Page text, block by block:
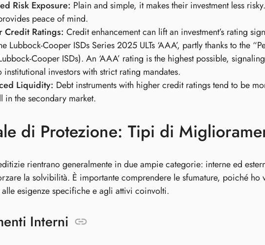
Risk Exposure: Plain and simple, it makes their investment less
peace of mind.
Credit Ratings: Credit enhancement can lift an investment’s rating
Lubbock-Cooper ISDs Series 2025 ULTs ‘AAA’, partly thanks to the
Cooper ISDs). An ‘AAA’ rating is the highest possible,
institutional investors with strict rating mandates.
Liquidity: Debt instruments with higher credit ratings tend to be
in the secondary market.
di Protezione: Tipi di
rientrano generalmente in due ampie categorie: interne ed
la solvibilità. È importante comprendere le sfumature, poiché
esigenze specifiche e agli attivi coinvolti.
Interni